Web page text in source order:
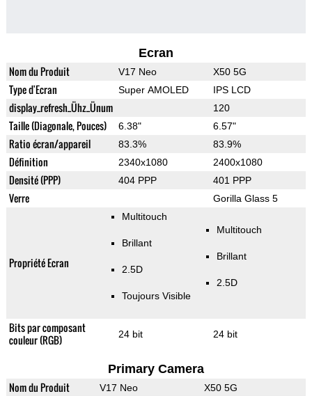
Ecran
Nom du Produit V17 Neo X50 5G
Type d'Ecran Super AMOLED IPS LCD
display_refresh_Ühz_Ünum 120
Taille (Diagonale, Pouces) 6.38" 6.57"
Ratio écran/appareil 83.3% 83.9%
Définition 2340x1080 2400x1080
Densité (PPP) 404 PPP 401 PPP
Verre Gorilla Glass 5
Propriété Ecran
Multitouch
Brillant
2.5D
Toujours Visible
Multitouch
Brillant
2.5D
Bits par composant
couleur (RGB)
24 bit 24 bit
Primary Camera
Nom du Produit V17 Neo X50 5G